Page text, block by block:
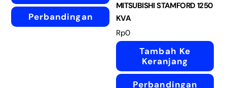
Perbandingan
MITSUBISHI STAMFORD 1250
KVA
Rp0
Tambah Ke
Keranjang
Perbandingan